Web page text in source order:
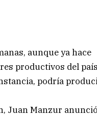
aunque ya hace
productivos del país
podría
Juan Manzur anunció